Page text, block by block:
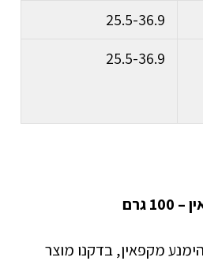
25.5-36.9
25.5-36.9
גרם
מקפאין, בדקנו מוצר